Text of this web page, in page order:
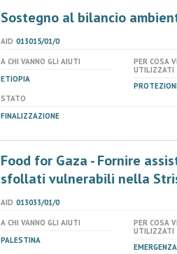
Sostegno al bilancio
AID 013015/01/0
A CHI VANNO GLI AIUTI
ETIOPIA
PER COSA
UTILIZZATI
STATO
FINALIZZAZIONE
Food for Gaza - Fornire
sfollati vulnerabili nella
AID 013033/01/0
A CHI VANNO GLI AIUTI
PALESTINA
PER COSA
UTILIZZATI
EMERGENZA